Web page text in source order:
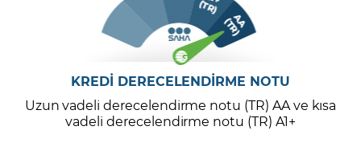
KREDİ DERECELENDİRME NOTU
Uzun vadeli derecelendirme notu (TR) AA ve kısa
vadeli derecelendirme notu (TR) A1+